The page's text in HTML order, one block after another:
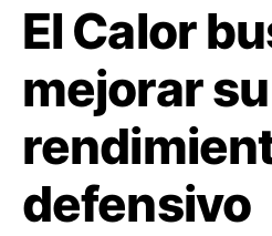
El Calor
mejorar su
defensivo